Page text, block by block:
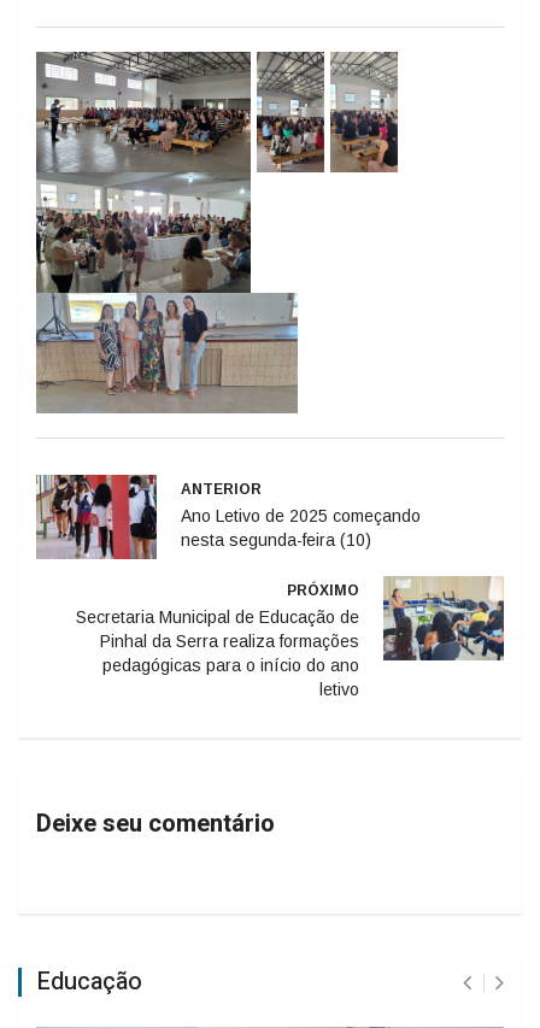
ANTERIOR
Ano Letivo de 2025 começando
nesta segunda-feira (10)
PRÓXIMO
Secretaria Municipal de Educação de
Pinhal da Serra realiza formações
pedagógicas para o início do ano
letivo
Deixe seu comentário
Educação